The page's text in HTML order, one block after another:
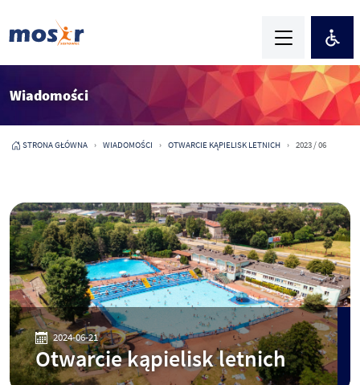
Wiadomości
STRONA GŁÓWNA WIADOMOŚCI OTWARCIE KĄPIELISK LETNICH 2023 / 06
2024-06-21
Otwarcie kąpielisk letnich